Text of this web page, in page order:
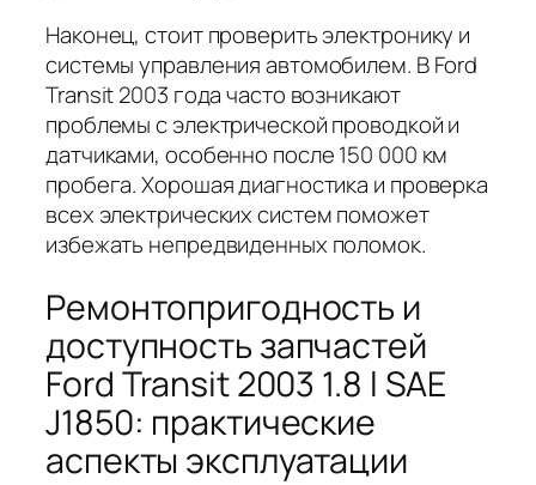
Наконец, стоит проверить электронику и
системы управления автомобилем. В Ford
Transit 2003 года часто возникают
проблемы с электрической проводкой и
датчиками, особенно после 150 000 км
пробега. Хорошая диагностика и проверка
всех электрических систем поможет
избежать непредвиденных поломок.
Ремонтопригодность и
доступность запчастей
Ford Transit 2003 1.8 l SAE
J1850: практические
аспекты эксплуатации